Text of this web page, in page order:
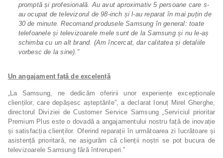
promptă și profesională. Au avut aproximativ 5 persoane care s-
au ocupat de televizorul de 98-inch și l-au reparat în mai puțin de
30 de minute. Recomand produsele Samsung în general: toate
telefoanele și televizoarele mele sunt de la Samsung și nu le-aș
schimba cu un alt brand. (Am încercat, dar calitatea și detaliile
vorbesc de la sine).”
Un angajament față de excelență
„La Samsung, ne dedicăm oferirii unor experiențe excepționale
clienților, care depășesc așteptările”, a declarat Ionuț Mirel Gherghe,
directorul Diviziei de Customer Service Samsung „Serviciul prioritar
Premium Plus este o dovadă a angajamentului nostru față de inovație
și satisfacția clienților. Oferind reparații în următoarea zi lucrătoare și
asistență prioritară, ne asigurăm că clienții noștri se pot bucura de
televizoarele Samsung fără întreruperi.”